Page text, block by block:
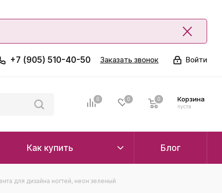
Войти
+7 (905) 510-40-50 Заказать звонок
0 0 Корзина
0
пуста
0
Как купить Блог
для дизайна ногтей, неон зеленый